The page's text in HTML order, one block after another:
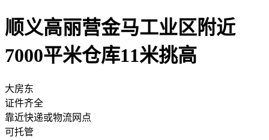
顺义高丽营金马工业区附近
7000平米仓库11米挑高
大房东
证件齐全
靠近快递或物流网点
可托管